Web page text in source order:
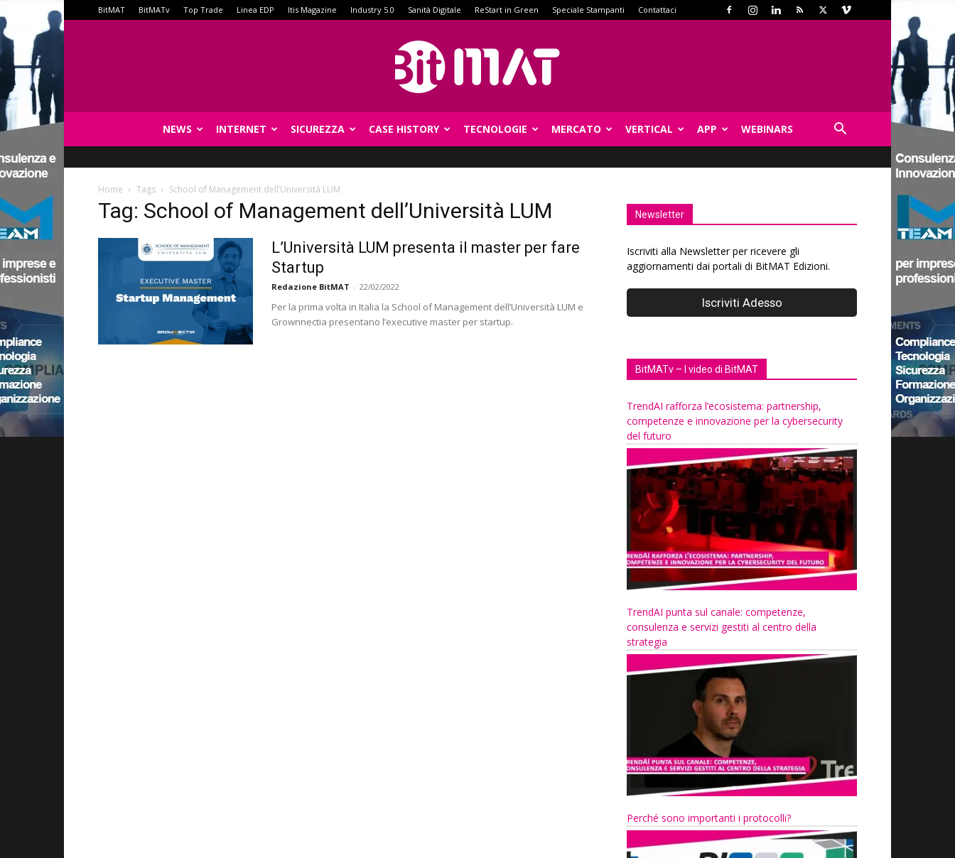
BitMAT BitMATv Top Trade Linea EDP Itis Magazine Industry 5.0 Sanità Digitale ReStart in Green Speciale Stampanti Contattaci
NEWS INTERNET SICUREZZA CASE HISTORY TECNOLOGIE MERCATO VERTICAL APP WEBINARS
Home Tags School of Management dell’Università LUM
Tag: School of Management dell’Università LUM
L’Università LUM presenta il master per fare
Startup
Redazione BitMAT - 22/02/2022
Per la prima volta in Italia la School of Management dell’Università LUM e
Grownnectia presentano l’executive master per startup.
Newsletter
Iscriviti alla Newsletter per ricevere gli
aggiornamenti dai portali di BitMAT Edizioni.
BitMATv – I video di BitMAT
TrendAI rafforza l’ecosistema: partnership,
competenze e innovazione per la cybersecurity
del futuro
TrendAI punta sul canale: competenze,
consulenza e servizi gestiti al centro della
strategia
Perché sono importanti i protocolli?